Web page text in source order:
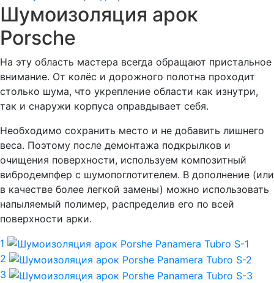
Шумоизоляция арок
Porsche
На эту область мастера всегда обращают пристальное
внимание. От колёс и дорожного полотна проходит
столько шума, что укрепление области как изнутри,
так и снаружи корпуса оправдывает себя.
Необходимо сохранить место и не добавить лишнего
веса. Поэтому после демонтажа подкрылков и
очищения поверхности, используем композитный
вибродемпфер с шумопоглотителем. В дополнение (или
в качестве более легкой замены) можно использовать
напыляемый полимер, распределив его по всей
поверхности арки.
1
2
3